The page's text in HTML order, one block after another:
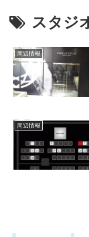
スタジ
周辺情報
周辺情報